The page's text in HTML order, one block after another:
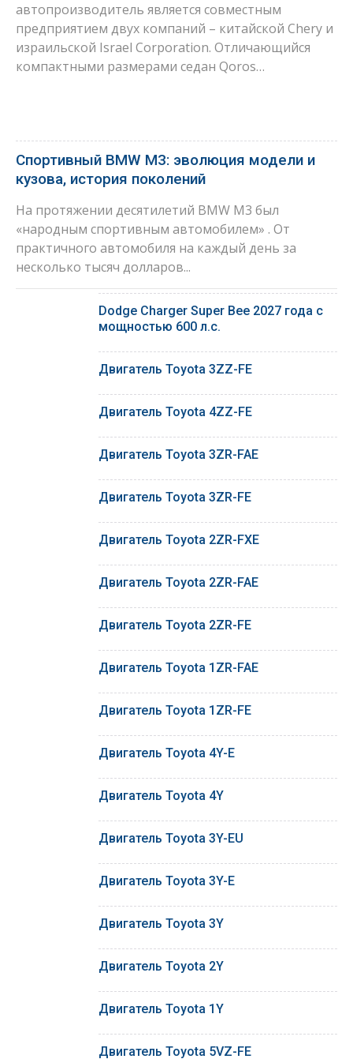
автопроизводитель является совместным
предприятием двух компаний – китайской Chery и
израильской Israel Corporation. Отличающийся
компактными размерами седан Qoros…
Спортивный BMW M3: эволюция модели и
кузова, история поколений
На протяжении десятилетий BMW M3 был
«народным спортивным автомобилем» . От
практичного автомобиля на каждый день за
несколько тысяч долларов...
Dodge Charger Super Bee 2027 года с
мощностью 600 л.с.
Двигатель Toyota 3ZZ-FE
Двигатель Toyota 4ZZ-FE
Двигатель Toyota 3ZR-FAE
Двигатель Toyota 3ZR-FE
Двигатель Toyota 2ZR-FXE
Двигатель Toyota 2ZR-FAE
Двигатель Toyota 2ZR-FE
Двигатель Toyota 1ZR-FAE
Двигатель Toyota 1ZR-FE
Двигатель Toyota 4Y-E
Двигатель Toyota 4Y
Двигатель Toyota 3Y-EU
Двигатель Toyota 3Y-E
Двигатель Toyota 3Y
Двигатель Toyota 2Y
Двигатель Toyota 1Y
Двигатель Toyota 5VZ-FE